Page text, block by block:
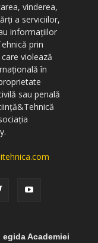
vinderea,
a serviciilor,
informațiilor
prin
violează
în
sau penală
Academiei